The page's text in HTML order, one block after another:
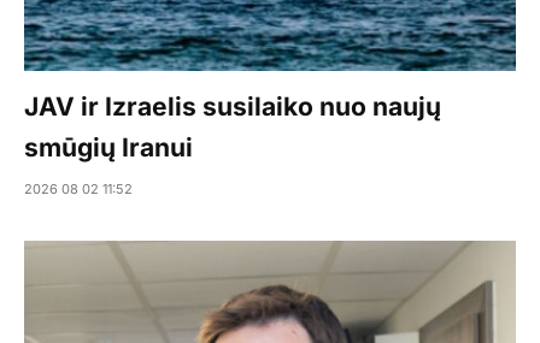
JAV ir Izraelis susilaiko nuo naujų
smūgių Iranui
2026 08 02 11:52